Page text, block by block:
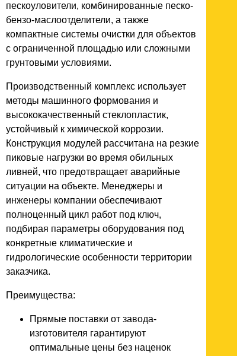
пескоуловители, комбинированные песко-
бензо-маслоотделители, а также
компактные системы очистки для объектов
с ограниченной площадью или сложными
грунтовыми условиями.
Производственный комплекс использует
методы машинного формования и
высококачественный стеклопластик,
устойчивый к химической коррозии.
Конструкция модулей рассчитана на резкие
пиковые нагрузки во время обильных
ливней, что предотвращает аварийные
ситуации на объекте. Менеджеры и
инженеры компании обеспечивают
полноценный цикл работ под ключ,
подбирая параметры оборудования под
конкретные климатические и
гидрологические особенности территории
заказчика.
Преимущества:
Прямые поставки от завода-
изготовителя гарантируют
оптимальные цены без наценок